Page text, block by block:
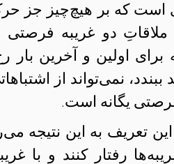
است که بر هیچ‌چیز جز
دو غریبه فرصتی
اولین و آخرین بار
ببندد، نمی‌تواند از
یگانه است.
تعریف به این نتیجه
رفتار کنند و با